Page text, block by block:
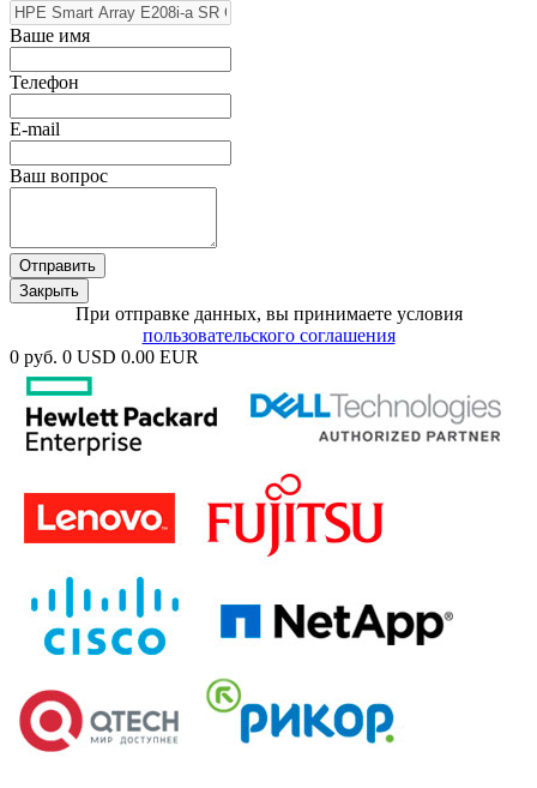
Ваше имя
Телефон
E-mail
Ваш вопрос
Отправить
Закрыть
При отправке данных, вы принимаете условия
пользовательского соглашения
0 руб. 0 USD 0.00 EUR